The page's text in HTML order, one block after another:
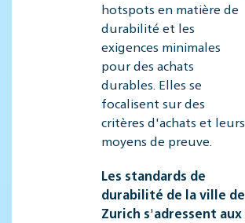
hotspots en matière de
durabilité et les
exigences minimales
pour des achats
durables. Elles se
focalisent sur des
critères d'achats et leurs
moyens de preuve.
Les standards de
durabilité de la ville de
Zurich s'adressent aux